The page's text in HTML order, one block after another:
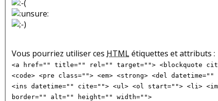
Vous pourriez utiliser ces HTMLétiquettes et attributs :
<a href="" title="" rel="" target=""> <blockquote
<code> <pre class=""> <em> <strong> <del
<ins datetime="" cite=""> <ul> <ol start=""> <li>
border="" alt="" height="" width="">